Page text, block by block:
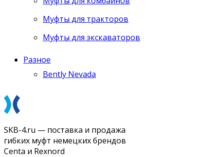
Муфты для тракторов
Муфты для экскаваторов
Разное
Bently Nevada
SKB-4.ru — поставка и продажа
гибких муфт немецких брендов
Centa и Rexnord